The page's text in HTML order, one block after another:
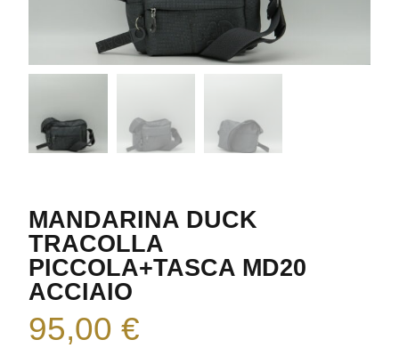
MANDARINA DUCK
TRACOLLA
PICCOLA+TASCA MD20
ACCIAIO
95,00€